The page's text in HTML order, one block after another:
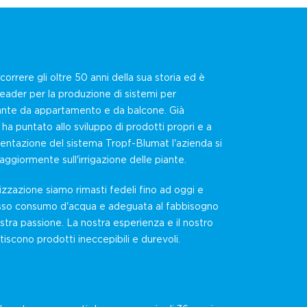
gli oltre 50 anni della sua storia ed è
per la produzione di sistemi per
da appartamento e da balcone. Già
puntato allo sviluppo di prodotti propri e a
del sistema Tropf-Blumat l'azienda si
sull'irrigazione delle piante.
siamo rimasti fedeli fino ad oggi e
consumo d'acqua e adeguata al fabbisogno
passione. La nostra esperienza e il nostro
prodotti ineccepibili e durevoli.